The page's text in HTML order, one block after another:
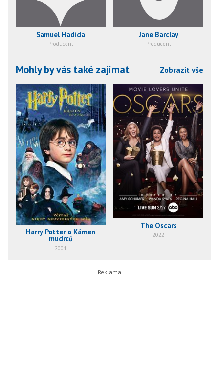
Samuel Hadida
Producent
Jane Barclay
Producent
Mohly by vás také zajímat Zobrazit vše
Harry Potter a Kámen
mudrců
2001
The Oscars
2022